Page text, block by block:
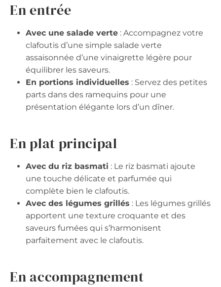
En entrée
Avec une salade verte : Accompagnez votre
clafoutis d’une simple salade verte
assaisonnée d’une vinaigrette légère pour
équilibrer les saveurs.
En portions individuelles : Servez des petites
parts dans des ramequins pour une
présentation élégante lors d’un dîner.
En plat principal
Avec du riz basmati : Le riz basmati ajoute
une touche délicate et parfumée qui
complète bien le clafoutis.
Avec des légumes grillés : Les légumes grillés
apportent une texture croquante et des
saveurs fumées qui s’harmonisent
parfaitement avec le clafoutis.
En accompagnement